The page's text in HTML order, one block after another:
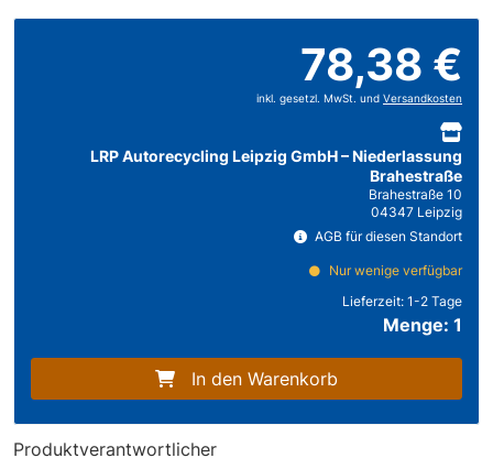
78,38 €
inkl. gesetzl. MwSt. und Versandkosten
LRP Autorecycling Leipzig GmbH – Niederlassung
Brahestraße
Brahestraße 10
04347 Leipzig
AGB für diesen Standort
Nur wenige verfügbar
Lieferzeit: 1-2 Tage
Menge: 1
In den Warenkorb
Produktverantwortlicher